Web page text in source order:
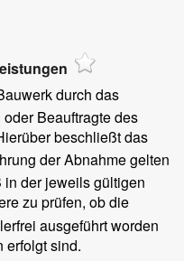
durch das
Beauftragte des
beschließt das
der Abnahme gelten
in der jeweils gültigen
zu prüfen, ob die
ausgeführt worden
erfolgt sind.